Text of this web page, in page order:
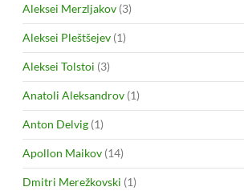
Aleksei Merzljakov (3)
Aleksei Pleštšejev (1)
Aleksei Tolstoi (3)
Anatoli Aleksandrov (1)
Anton Delvig (1)
Apollon Maikov (14)
Dmitri Merežkovski (1)